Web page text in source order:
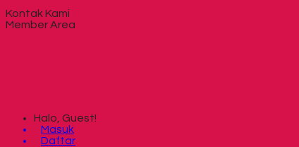
Kontak Kami
Member Area
Halo, Guest!
Masuk
Daftar